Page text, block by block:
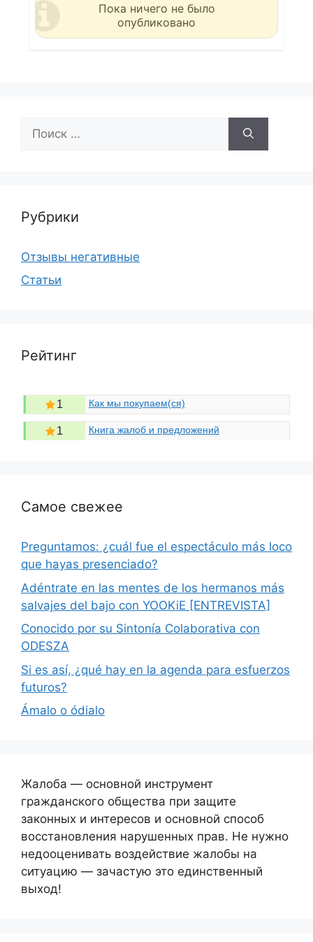
Пока ничего не было
опубликовано
Рубрики
Отзывы негативные
Статьи
Рейтинг
1 Как мы покупаем(ся)
1 Книга жалоб и предложений
Самое свежее
Preguntamos: ¿cuál fue el espectáculo más loco
que hayas presenciado?
Adéntrate en las mentes de los hermanos más
salvajes del bajo con YOOKiE [ENTREVISTA]
Conocido por su Sintonía Colaborativa con
ODESZA
Si es así, ¿qué hay en la agenda para esfuerzos
futuros?
Ámalo o ódialo
Жалоба — основной инструмент
гражданского общества при защите
законных и интересов и основной способ
восстановления нарушенных прав. Не нужно
недооценивать воздействие жалобы на
ситуацию — зачастую это единственный
выход!